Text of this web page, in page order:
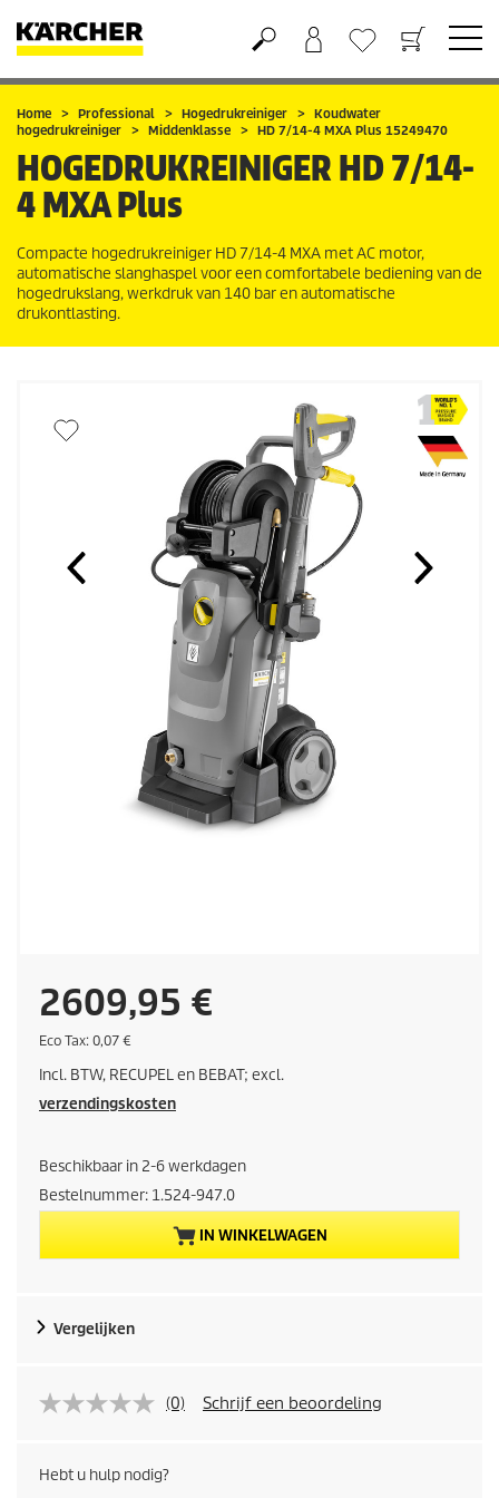
Boodschappenmandje
Verlanglijstje
Home Professional Hogedrukreiniger
Koudwater
hogedrukreiniger
Middenklasse HD 7/14-4 MXA Plus 15249470
HOGEDRUKREINIGERHD 7/14-
4 MXA Plus
Compacte hogedrukreiniger HD 7/14-4 MXA met AC motor,
automatische slanghaspel voor een comfortabele bediening van de
hogedrukslang, werkdruk van 140 bar en automatische
drukontlasting.
H
u
i
i
g
p
o
d
2609,95 €
E
o
t
a
Eco Tax: 0,07 €
Incl. BTW, RECUPEL en BEBAT; excl.
verzendingskosten
Beschikbaar in 2-6 werkdagen
Bestelnummer: 1.524-947.0
IN WINKELWAGEN
Vergelijken
(0) Schrijf een beoordeling
Hebt u hulp nodig?